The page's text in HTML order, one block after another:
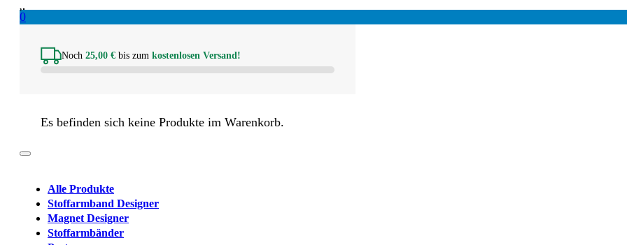
0
Noch 25,00 € bis zum kostenlosen Versand!
Es befinden sich keine Produkte im Warenkorb.
Alle Produkte
Stoffarmband Designer
Magnet Designer
Stoffarmbänder